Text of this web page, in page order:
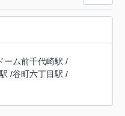
ーム前千代崎駅 /
/谷町六丁目駅 /